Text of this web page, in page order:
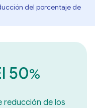
del porcentaje de
50%
reducción de los